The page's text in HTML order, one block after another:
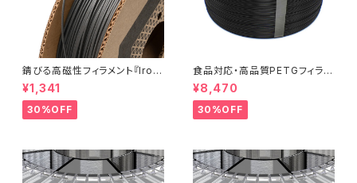
錆びる高磁性フィラメント『Iron
-filled Metal Composite P
LA』：お試しサンプル 10M
¥1,341
30%OFF
食品対応・高品質PETGフィラメ
ント『EasyFil ePETG（Bambu
Coil）』
¥8,470
30%OFF